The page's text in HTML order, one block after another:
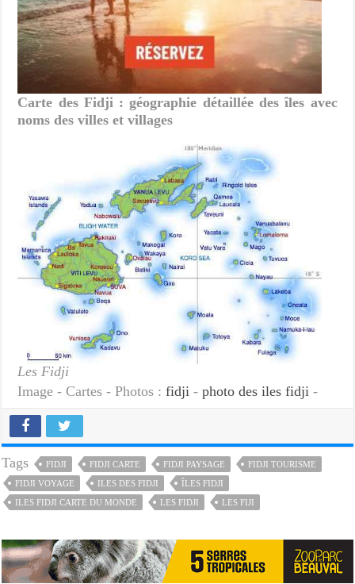
Carte des Fidji : géographie détaillée des îles avec
noms des villes et villages
Les Fidji
Image - Cartes - Photos :fidji -photo des iles fidji -
Tags FIDJI FIDJI CARTE FIDJI PAYSAGE
FIDJI TOURISME
FIDJI VOYAGE
ILES DES FIDJI
ÎLES FIDJI
ILES FIDJI CARTE DU MONDE
LES FIDJI LES FIJI